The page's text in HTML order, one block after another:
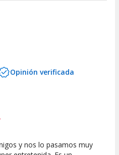
Opinión verificada
10
y nos lo pasamos muy